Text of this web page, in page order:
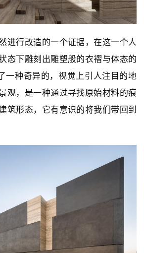
进行改造的一个证据，在这一个人
态下雕刻出雕塑般的衣褶与体态的
一种奇异的，视觉上引人注目的地
观，是一种通过寻找原始材料的痕
筑形态，它有意识的将我们带回到